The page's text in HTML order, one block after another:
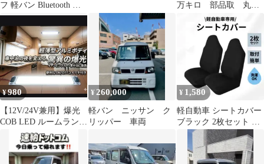
フ 軽バン Bluetooth パ
ワーウインドウ
万キロ 部品取 丸
車 書類有 DA64V ス
¥980
【12V/24V兼用】爆光
COB LED ルームランプ
室内灯 トラック キャン
ピングカー
¥ 260,000
軽バン ニッサン ク
リッパー 車両
¥ 1,580
軽自動車 シートカバー
ブラック 2枚セット 前
席 軽バン 運転席助手席